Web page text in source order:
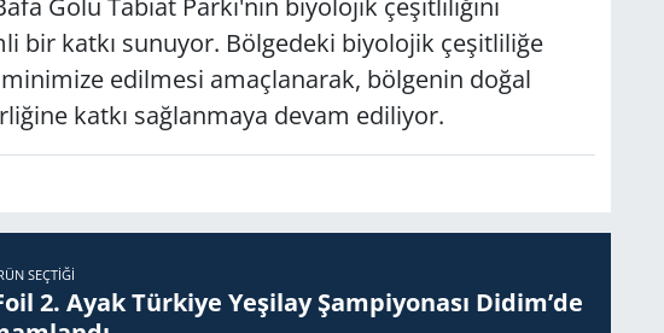
Gölü Tabiat Parkı'nın biyolojik çeşitliliğini
bir katkı sunuyor. Bölgedeki biyolojik çeşitliliğe
edilmesi amaçlanarak, bölgenin doğal
katkı sağlanmaya devam ediliyor.
SEÇTIĞI
2. Ayak Tür­ki­ye Ye­şi­lay Şam­pi­yo­na­sı Didim’de